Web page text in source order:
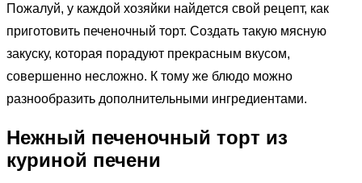
Пожалуй, у каждой хозяйки найдется свой рецепт, как
приготовить печеночный торт. Создать такую мясную
закуску, которая порадуют прекрасным вкусом,
совершенно несложно. К тому же блюдо можно
разнообразить дополнительными ингредиентами.
Нежный печеночный торт из
куриной печени